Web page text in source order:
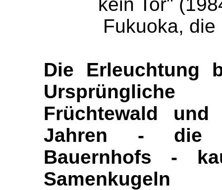
Fukuoka,
Die Erleuchtung
Ursprüngliche
Früchtewald
Jahren - die
Bauernhofs -
Samenkugeln